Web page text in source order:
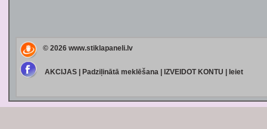
© 2026 www.stiklapaneli.lv
AKCIJAS| Padziļinātā meklēšana| IZVEIDOT KONTU Ieiet